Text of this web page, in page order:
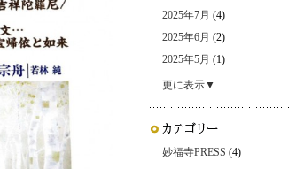
2025年7月 (4)
2025年6月 (2)
2025年5月 (1)
更に表示▼
妙福寺PRESS (4)